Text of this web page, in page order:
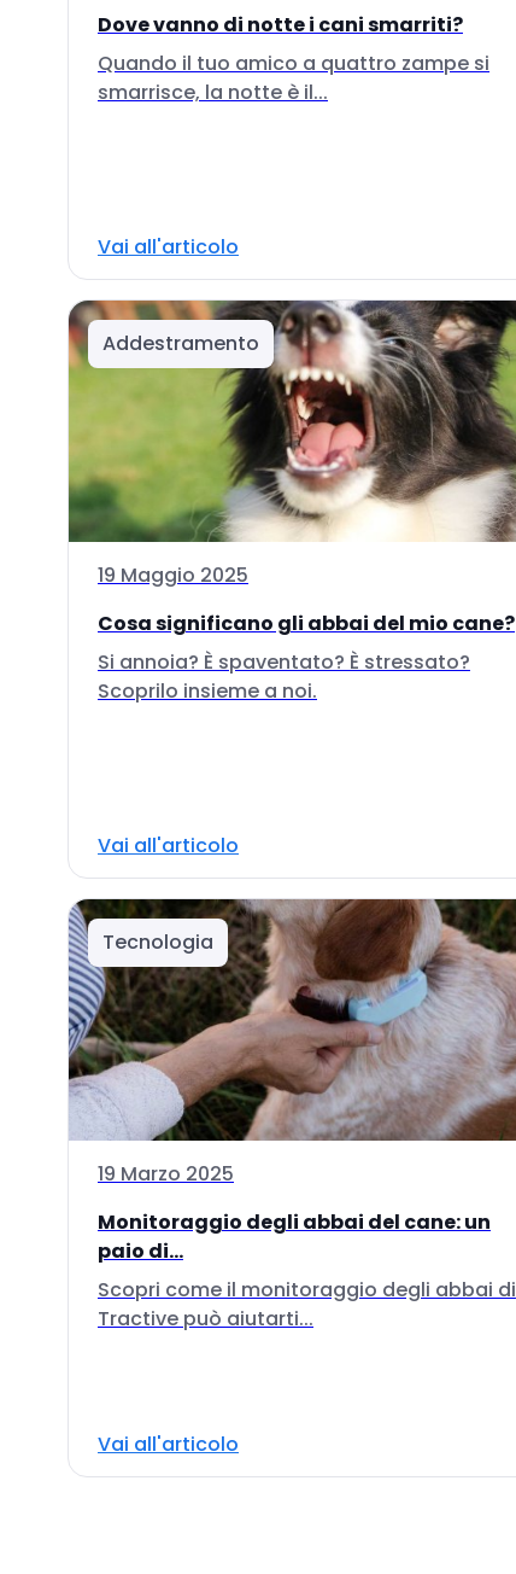
Dove vanno di notte i cani smarriti?
Quando il tuo amico a quattro zampe si
smarrisce, la notte è il...
Vai all'articolo
Addestramento
19 Maggio 2025
Cosa significano gli abbai del mio cane?
Si annoia? È spaventato? È stressato?
Scoprilo insieme a noi.
Vai all'articolo
Tecnologia
19 Marzo 2025
Monitoraggio degli abbai del cane: un
paio di...
Scopri come il monitoraggio degli abbai di
Tractive può aiutarti...
Vai all'articolo